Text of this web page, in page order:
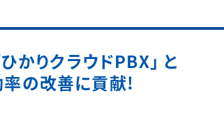
ひかりクラウドPBX」 と
の改善に貢献!